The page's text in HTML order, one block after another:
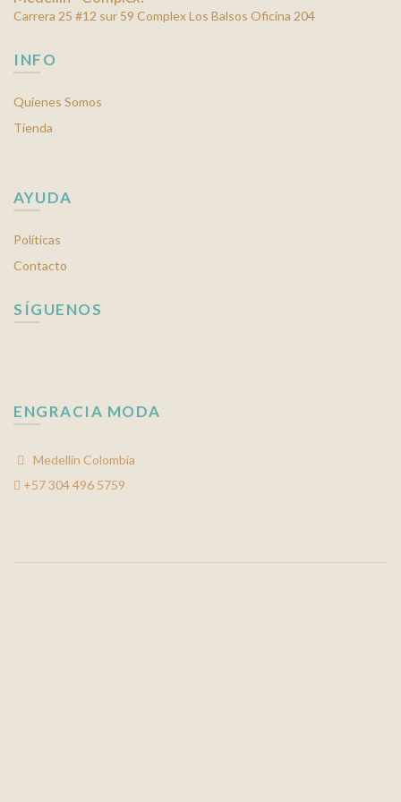
Carrera 25 #12 sur 59 Complex Los Balsos Oficina 204
INFO
Quienes Somos
Tienda
AYUDA
Políticas
Contacto
SÍGUENOS
ENGRACIA MODA
Medellín Colombia
+57 304 496 5759